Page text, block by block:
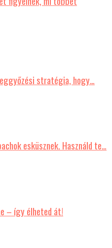
stratégia, hogy…
esküsznek. Használd te…
– így élheted át!